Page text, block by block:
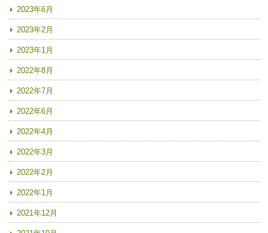
2023年6月
2023年2月
2023年1月
2022年8月
2022年7月
2022年6月
2022年4月
2022年3月
2022年2月
2022年1月
2021年12月